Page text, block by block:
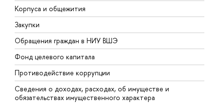
Корпуса и общежития
Закупки
Обращения граждан в НИУ ВШЭ
Фонд целевого капитала
Противодействие коррупции
Сведения о доходах, расходах, об имуществе и
обязательствах имущественного характера